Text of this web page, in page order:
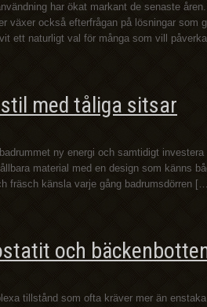
har ökat markant de senaste
växer också efterfrågan på lösningar som
ett naturligt val för många som vill
med tåliga sitsar
ny energi och samtidigt
material med en design som känns
fräsch känsla varje gång badrumsdörren
och
tillstånd som ofta kräver mer än